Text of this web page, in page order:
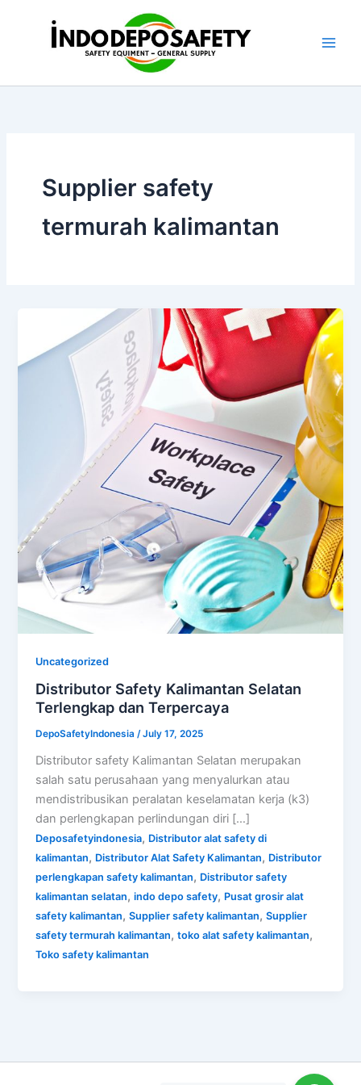
Supplier safety
termurah kalimantan
Uncategorized
Distributor Safety Kalimantan Selatan
Terlengkap dan Terpercaya
DepoSafetyIndonesia/July 17, 2025
Distributor safety Kalimantan Selatan merupakan
salah satu perusahaan yang menyalurkan atau
mendistribusikan peralatan keselamatan kerja (k3)
dan perlengkapan perlindungan diri […]
Deposafetyindonesia, Distributor alat safety di
kalimantan, Distributor Alat Safety Kalimantan, Distributor
perlengkapan safety kalimantan, Distributor safety
kalimantan selatan,indo depo safety, Pusat grosir alat
safety kalimantan,Supplier safety kalimantan,Supplier
safety termurah kalimantan,toko alat safety kalimantan,
Toko safety kalimantan